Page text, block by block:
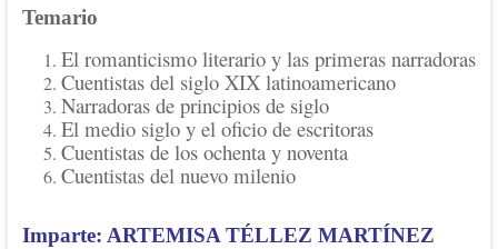
Temario
El romanticismo literario y las primeras narradoras
Cuentistas del siglo XIX latinoamericano
Narradoras de principios de siglo
El medio siglo y el oficio de escritoras
Cuentistas de los ochenta y noventa
Cuentistas del nuevo milenio
Imparte: ARTEMISA TÉLLEZ MARTÍNEZ